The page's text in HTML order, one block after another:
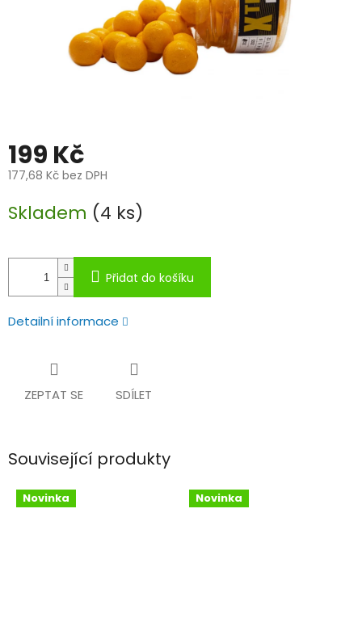
199 Kč
177,68 Kč bez DPH
cena:
Skladem (4 ks)
Přidat do košíku
Detailní informace
ZEPTAT SE SDÍLET
Související produkty
Novinka Novinka